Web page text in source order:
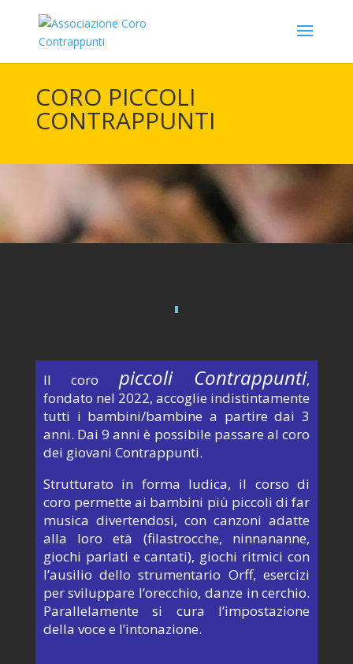
CORO PICCOLI
CONTRAPPUNTI
Il coro piccoli Contrappunti,
fondato nel 2022, accoglie indistintamente
tutti i bambini/bambine a partire dai 3
anni. Dai 9 anni è possibile passare al coro
dei giovani Contrappunti.
Strutturato in forma ludica, il corso di
coro permette ai bambini più piccoli di far
musica divertendosi, con canzoni adatte
alla loro età (filastrocche, ninnananne,
giochi parlati e cantati), giochi ritmici con
l’ausilio dello strumentario Orff, esercizi
per sviluppare l’orecchio, danze in cerchio.
Parallelamente si cura l’impostazione
della voce e l’intonazione.